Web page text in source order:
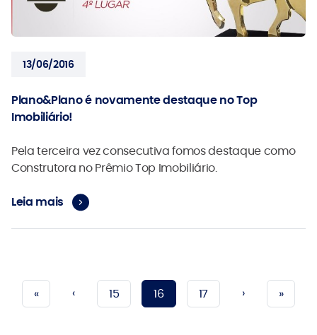
13/06/2016
Plano&Plano é novamente destaque no Top
Imobiliário!
Pela terceira vez consecutiva fomos destaque como
Construtora no Prêmio Top Imobiliário.
Leia mais
« ‹ 15 16 17 › »